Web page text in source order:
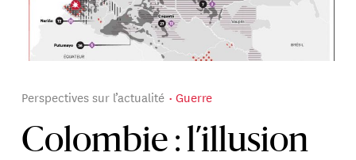
Colombie : l’illusion
Perspectives sur l’actualité Guerre